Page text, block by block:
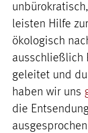
leisten Hilfe
ökologisch
ausschließlich
geleitet und
haben wir uns
die